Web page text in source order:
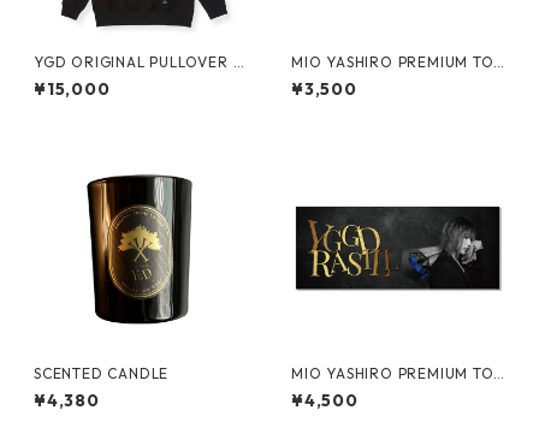
YGD ORIGINAL PULLOVER H
OODIE【BLACK】
¥15,000
MIO YASHIRO PREMIUM TO
WEL2
¥3,500
SCENTED CANDLE
¥4,380
MIO YASHIRO PREMIUM TO
WEL
¥4,500